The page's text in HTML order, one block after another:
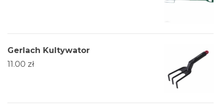
Gerlach Kultywator
11.00 zł